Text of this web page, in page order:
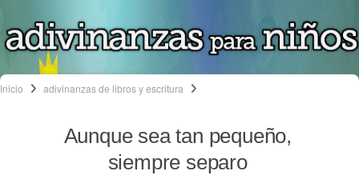
Inicio adivinanzas de libros y escritura
Aunque sea tan pequeño,
siempre separo